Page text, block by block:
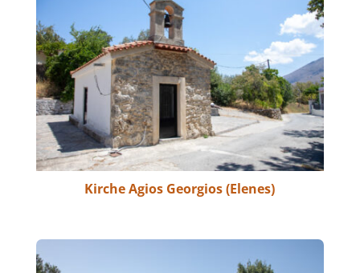
Kirche Agios Georgios (Elenes)